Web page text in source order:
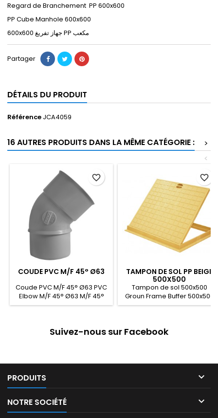
Regard de Branchement PP 600x600
PP Cube Manhole 600x600
600x600 جهاز ﺗﻔﺮﻳﻎ PP مكعب
Partager
DÉTAILS DU PRODUIT
Référence JCA4059
16 AUTRES PRODUITS DANS LA MÊME CATÉGORIE :
>
<
COUDE PVC M/F 45° Ø63
Coude PVC M/F 45° Ø63 PVC
Elbow M/F 45° Ø63 M/F 45°
Ø63 PVC كوع
favorite_border
TAMPON DE SOL PP BEIGE
500X500
Tampon de sol 500x500
Groun Frame Buffer 500x500
500x500 غطاء غرفة مجاري
favorite_border
Suivez-nous sur Facebook
PRODUITS 
NOTRE SOCIÉTÉ 